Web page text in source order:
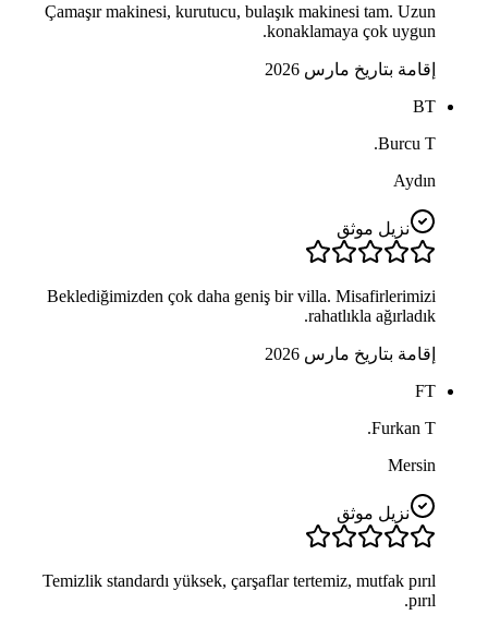
Çamaşır makinesi, kurutucu, bulaşık makinesi tam. Uzun
konaklamaya çok uygun.
إقامة بتاريخ مارس 2026
BT
Burcu T.
Aydın
نزيل موثق
Beklediğimizden çok daha geniş bir villa. Misafirlerimizi
rahatlıkla ağırladık.
إقامة بتاريخ مارس 2026
FT
Furkan T.
Mersin
نزيل موثق
Temizlik standardı yüksek, çarşaflar tertemiz, mutfak pırıl
pırıl.